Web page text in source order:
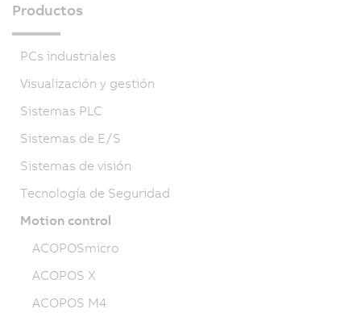
Productos
PCs industriales
Visualización y gestión
Sistemas PLC
Sistemas de E/S
Sistemas de visión
Tecnología de Seguridad
Motion control
ACOPOSmicro
ACOPOS X
ACOPOS M4